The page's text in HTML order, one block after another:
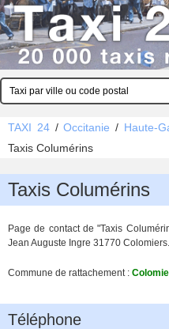
TAXI 24/Occitanie / Haute-
Taxis Columérins
Taxis Columérins
Page de contact de "Taxis
Jean Auguste Ingre 31770 Colomiers.
Commune de rattachement :
Téléphone